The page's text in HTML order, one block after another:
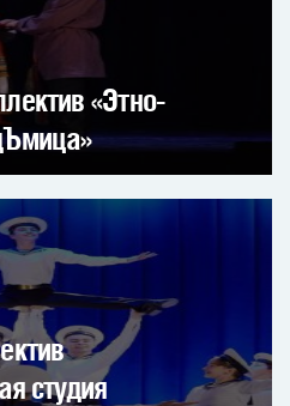
«Этно-
студия